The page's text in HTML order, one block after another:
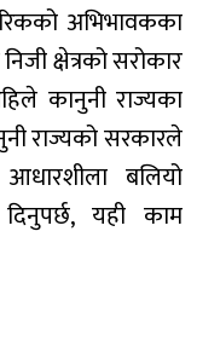
अभिभावकका
क्षेत्रको सरोकार
कानुनी राज्यका
राज्यको सरकारले
आधारशीला बलियो
यही काम